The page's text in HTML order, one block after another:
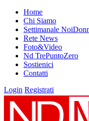
Home
Chi Siamo
Settimanale
Rete News
Foto&Video
Nd TrePuntoZero
Sostienici
Contatti
Login Registrati